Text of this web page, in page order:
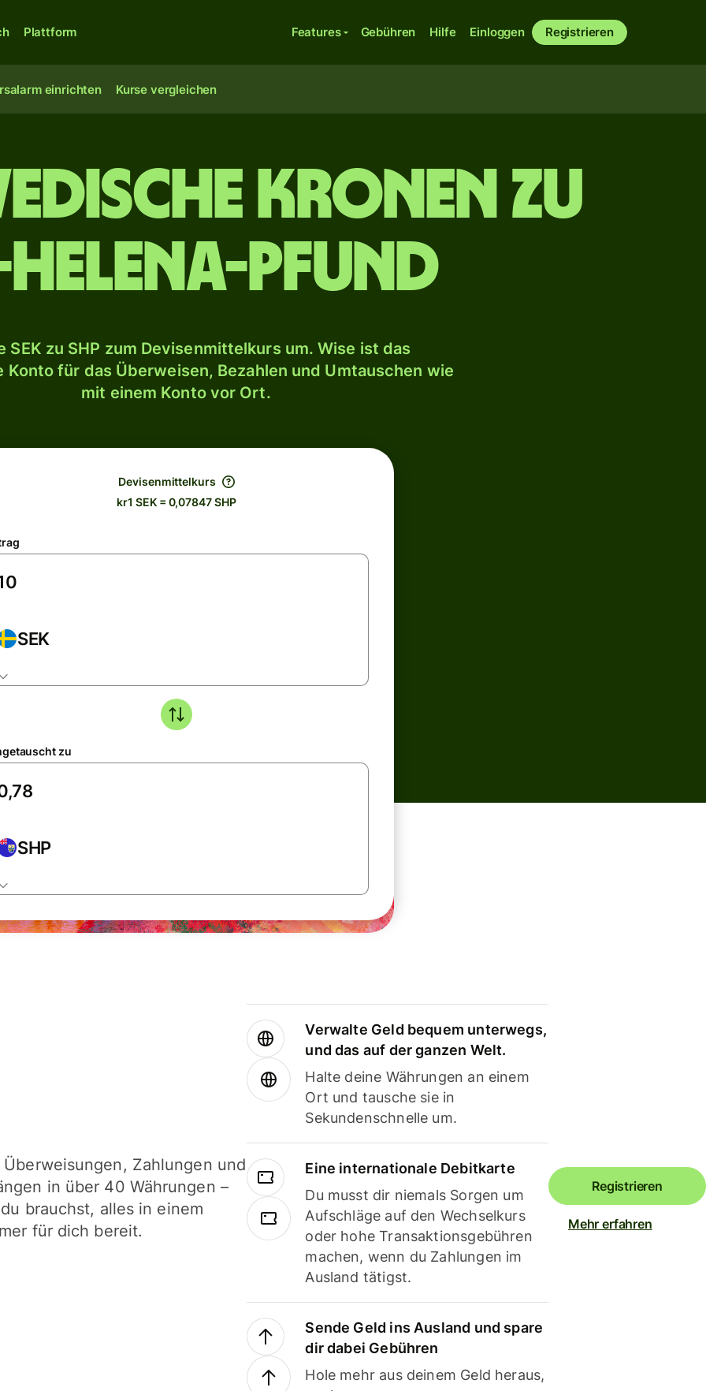
Plattform Features Gebühren Hilfe Einloggen Registrieren
einrichten Kurse vergleichen
Kronen zu
Helena-Pfund
SEK zu SHP zum Devisenmittelkurs um. Wise ist das
Konto für das Überweisen, Bezahlen und Umtauschen wie
mit einem Konto vor Ort.
Devisenmittelkurs
kr1 SEK = 0,07847 SHP
SEK
zu
SHP
Zahlungen und
in über 40 Währungen –
brauchst, alles in einem
für dich bereit.
Verwalte Geld bequem unterwegs,
und das auf der ganzen Welt.
Halte deine Währungen an einem
Ort und tausche sie in
Sekundenschnelle um.
Eine internationale Debitkarte
Du musst dir niemals Sorgen um
Aufschläge auf den Wechselkurs
oder hohe Transaktionsgebühren
machen, wenn du Zahlungen im
Ausland tätigst.
Sende Geld ins Ausland und spare
dir dabei Gebühren
Hole mehr aus deinem Geld heraus,
Registrieren
Mehr erfahren